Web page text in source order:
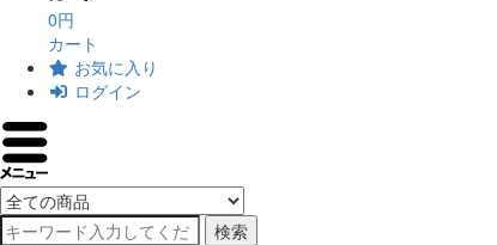
0円
カート
お気に入り
ログイン
検索